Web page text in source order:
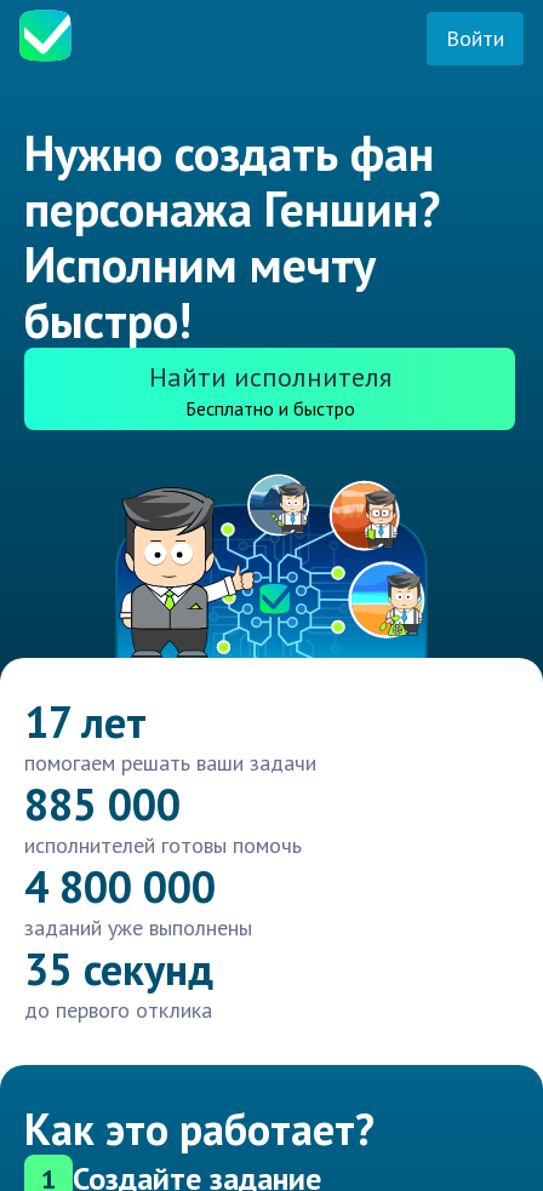
Войти
Нужно создать фан
персонажа Геншин?
Исполним мечту
быстро!
Найти исполнителя
Бесплатно и быстро
17 лет
помогаем решать ваши задачи
885 000
исполнителей готовы помочь
4 800 000
заданий уже выполнены
35 секунд
до первого отклика
Как это работает?
1 Создайте задание